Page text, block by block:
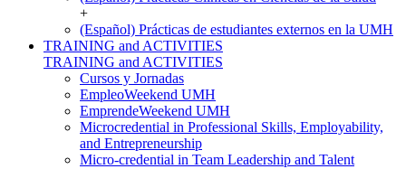
+
(Español) Prácticas de estudiantes externos en la UMH
TRAINING and ACTIVITIES
TRAINING and ACTIVITIES
Cursos y Jornadas
EmpleoWeekend UMH
EmprendeWeekend UMH
Microcredential in Professional Skills, Employability,
and Entrepreneurship
Micro-credential in Team Leadership and Talent